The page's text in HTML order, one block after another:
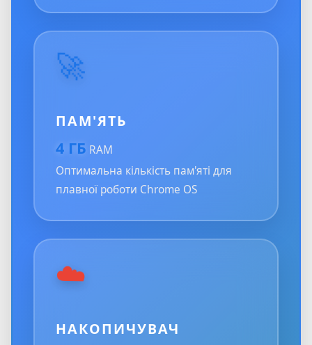
🚀
ПАМ'ЯТЬ
4 ГБ RAM
Оптимальна кількість пам'яті для
плавної роботи Chrome OS
☁️
НАКОПИЧУВАЧ